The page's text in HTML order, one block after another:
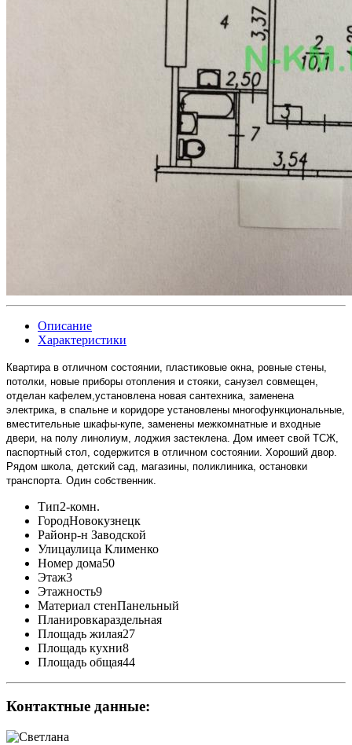
Описание
Характеристики
Квартира в отличном состоянии, пластиковые окна, ровные стены,
потолки, новые приборы отопления и стояки, санузел совмещен,
отделан кафелем,установлена новая сантехника, заменена
электрика, в спальне и коридоре установлены многофункциональные,
вместительные шкафы-купе, заменены межкомнатные и входные
двери, на полу линолиум, лоджия застеклена. Дом имеет свой ТСЖ,
паспортный стол, содержится в отличном состоянии. Хороший двор.
Рядом школа, детский сад, магазины, поликлиника, остановки
транспорта. Один собственник.
Тип2-комн.
ГородНовокузнецк
Районр-н Заводской
Улицаулица Клименко
Номер дома50
Этаж3
Этажность9
Материал стенПанельный
Планировкараздельная
Площадь жилая27
Площадь кухни8
Площадь общая44
Контактные данные: